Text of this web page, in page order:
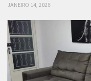
JANEIRO 14, 2026